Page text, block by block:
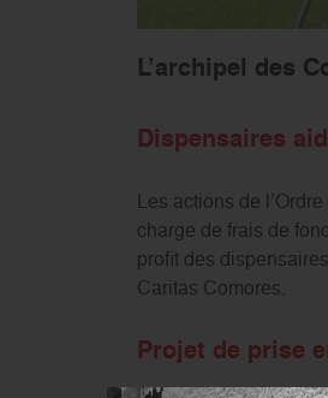
L’archipel des
Dispensaires
Les actions de
charge de frais de
profit des
Caritas Comores.
Projet de prise